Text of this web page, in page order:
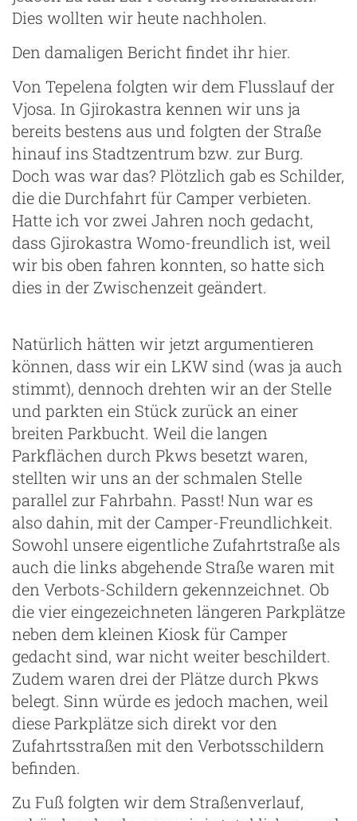
Dies wollten wir heute nachholen.
Den damaligen Bericht findet ihrhier.
Von Tepelena folgten wir dem Flusslauf der
Vjosa. In Gjirokastra kennen wir uns ja
bereits bestens aus und folgten der Straße
hinauf ins Stadtzentrum bzw. zur Burg.
Doch was war das? Plötzlich gab es Schilder,
die die Durchfahrt für Camper verbieten.
Hatte ich vor zwei Jahren noch gedacht,
dass Gjirokastra Womo-freundlich ist, weil
wir bis oben fahren konnten, so hatte sich
dies in der Zwischenzeit geändert.
Natürlich hätten wir jetzt argumentieren
können, dass wir ein LKW sind (was ja auch
stimmt), dennoch drehten wir an der Stelle
und parkten ein Stück zurück an einer
breiten Parkbucht. Weil die langen
Parkflächen durch Pkws besetzt waren,
stellten wir uns an der schmalen Stelle
parallel zur Fahrbahn. Passt! Nun war es
also dahin, mit der Camper-Freundlichkeit.
Sowohl unsere eigentliche Zufahrtstraße als
auch die links abgehende Straße waren mit
den Verbots-Schildern gekennzeichnet. Ob
die vier eingezeichneten längeren Parkplätze
neben dem kleinen Kiosk für Camper
gedacht sind, war nicht weiter beschildert.
Zudem waren drei der Plätze durch Pkws
belegt. Sinn würde es jedoch machen, weil
diese Parkplätze sich direkt vor den
Zufahrtsstraßen mit den Verbotsschildern
befinden.
Zu Fuß folgten wir dem Straßenverlauf,